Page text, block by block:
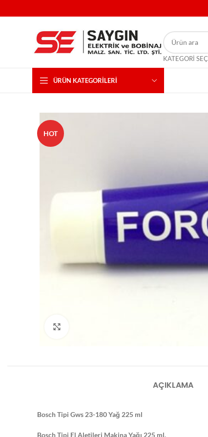
KATEGORI SEÇ
ÜRÜN KATEGORILERI
HOT
AÇIKLAMA
Bosch Tipi Gws 23-180 Yağ 225 ml
Bosch Tipi El Aletileri Makina Yağı 225 ml.